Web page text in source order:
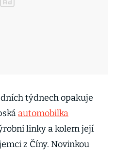
týdnech opakuje
automobilka
linky a kolem její
z Číny. Novinkou